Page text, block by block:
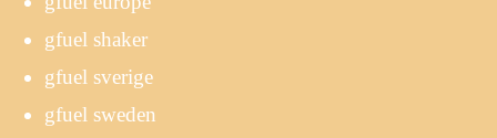
gfuel shaker
gfuel sverige
gfuel sweden